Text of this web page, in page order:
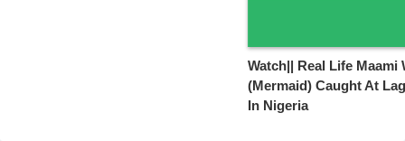
Watch|| Real Life Maami
(Mermaid) Caught At
In Nigeria